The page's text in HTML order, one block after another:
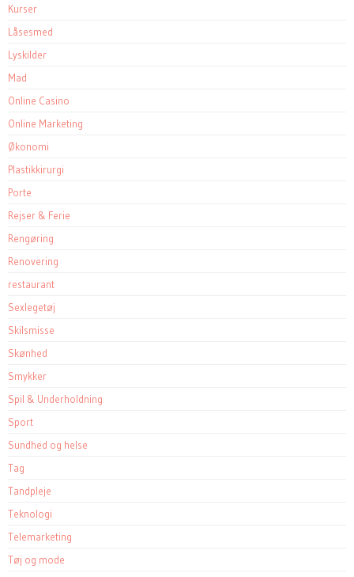
Kurser
Låsesmed
Lyskilder
Mad
Online Casino
Online Marketing
Økonomi
Plastikkirurgi
Porte
Rejser & Ferie
Rengøring
Renovering
restaurant
Sexlegetøj
Skilsmisse
Skønhed
Smykker
Spil & Underholdning
Sport
Sundhed og helse
Tag
Tandpleje
Teknologi
Telemarketing
Tøj og mode